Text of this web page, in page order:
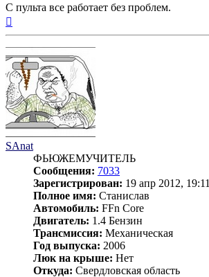
С пульта все работает без проблем.
SAnat
ФЬЮЖЕМУЧИТЕЛЬ
Сообщения: 7033
Зарегистрирован: 19 апр 2012, 19:11
Полное имя: Станислав
Автомобиль: FFn Core
Двигатель: 1.4 Бензин
Трансмиссия: Механическая
Год выпуска: 2006
Люк на крыше: Нет
Откуда: Свердловская область